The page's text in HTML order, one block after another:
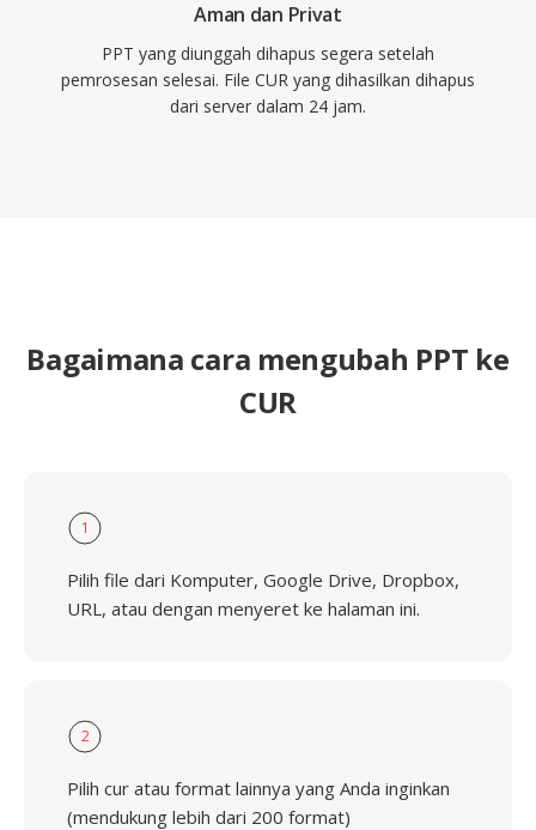
Aman dan Privat
PPT yang diunggah dihapus segera setelah
pemrosesan selesai. File CUR yang dihasilkan dihapus
dari server dalam 24 jam.
Bagaimana cara mengubah PPT ke
CUR
1
Pilih file dari Komputer, Google Drive, Dropbox,
URL, atau dengan menyeret ke halaman ini.
2
Pilih cur atau format lainnya yang Anda inginkan
(mendukung lebih dari 200 format)